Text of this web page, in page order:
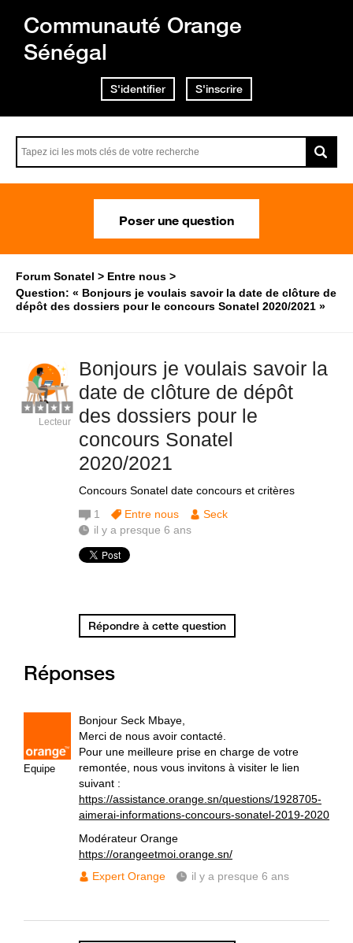
Communauté Orange
Sénégal
S'identifier S'inscrire
Poser une question
Forum Sonatel
Entre nous
Question: « Bonjours je voulais savoir la date de clôture de
dépôt des dossiers pour le concours Sonatel 2020/2021 »
Bonjours je voulais savoir la
date de clôture de dépôt
des dossiers pour le
concours Sonatel
2020/2021
Concours Sonatel date concours et critères
Lecteur
1 Entre nous
Seck
il y a presque 6 ans
Répondre à cette question
Réponses
Equipe
Bonjour Seck Mbaye,
Merci de nous avoir contacté.
Pour une meilleure prise en charge de votre
remontée, nous vous invitons à visiter le lien
suivant :
https://assistance.orange.sn/questions/1928705-
aimerai-informations-concours-sonatel-2019-2020
Modérateur Orange
https://orangeetmoi.orange.sn/
Expert Orange
il y a presque 6 ans